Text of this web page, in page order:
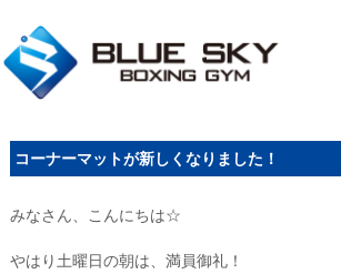
コーナーマットが新しくなりました！
みなさん、こんにちは☆
やはり土曜日の朝は、満員御礼！